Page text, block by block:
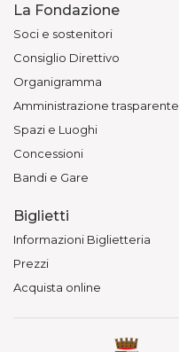
La Fondazione
Soci e sostenitori
Consiglio Direttivo
Organigramma
Amministrazione trasparente
Spazi e Luoghi
Concessioni
Bandi e Gare
Biglietti
Informazioni Biglietteria
Prezzi
Acquista online